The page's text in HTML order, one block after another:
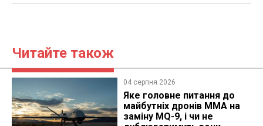
Читайте також
04 серпня 2026
Яке головне питання до
майбутніх дронів MMA на
заміну MQ-9, і чи не